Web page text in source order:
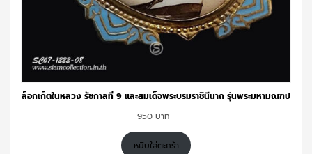
ล็อกเก็ตในหลวง รัชกาลที่ 9 และสมเด็จพระบรมราชินีนาถ รุ่นพระมหามณฑป
950
หยิบใส่ตะกร้า